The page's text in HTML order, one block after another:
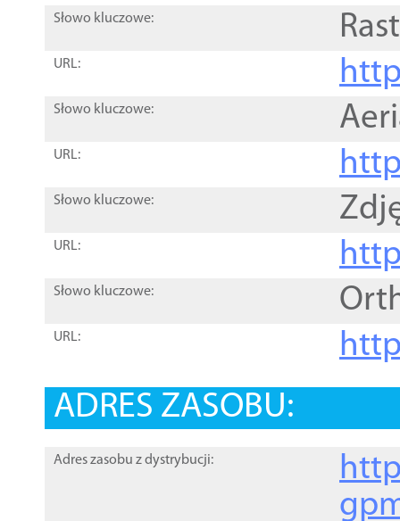
Słowo kluczowe:
URL:
Słowo kluczowe:
URL:
Słowo kluczowe:
URL:
Słowo kluczowe:
URL:
ADRES ZASOBU:
Adres zasobu z dystrybucji: